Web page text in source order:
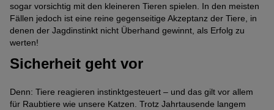
sogar vorsichtig mit den kleineren Tieren spielen. In den meisten
Fällen jedoch ist eine reine gegenseitige Akzeptanz der Tiere, in
denen der Jagdinstinkt nicht Überhand gewinnt, als Erfolg zu
werten!
Sicherheit geht vor
Denn: Tiere reagieren instinktgesteuert – und das gilt vor allem
für Raubtiere wie unsere Katzen. Trotz Jahrtausende langem